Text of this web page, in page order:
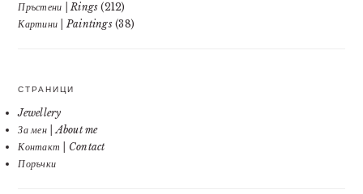
Пръстени | Rings (212)
Картини | Paintings(38)
СТРАНИЦИ
Jewellery
За мен | About me
Контакт | Contact
Поръчки